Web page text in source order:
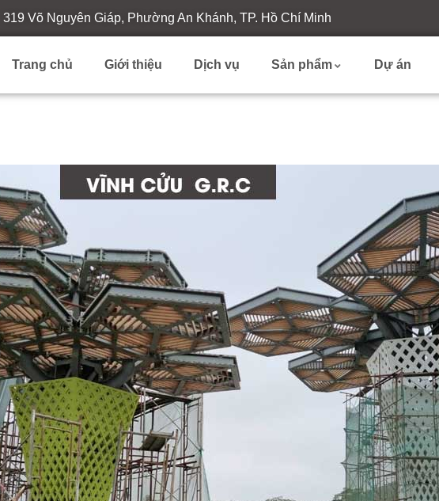
319 Võ Nguyên Giáp, Phường An Khánh, TP. Hồ Chí Minh
Trang chủ Giới thiệu Dịch vụ Sản phẩm Dự án